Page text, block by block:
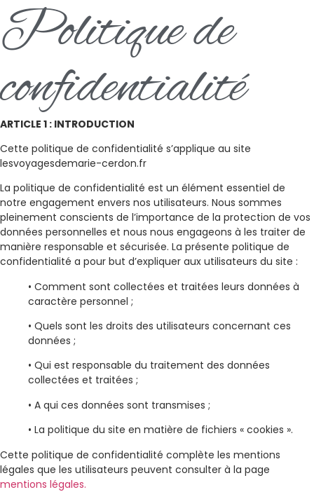
Politique de
confidentialité
ARTICLE 1 : INTRODUCTION
Cette politique de confidentialité s’applique au site
lesvoyagesdemarie-cerdon.fr
La politique de confidentialité est un élément essentiel de
notre engagement envers nos utilisateurs. Nous sommes
pleinement conscients de l’importance de la protection de vos
données personnelles et nous nous engageons à les traiter de
manière responsable et sécurisée. La présente politique de
confidentialité a pour but d’expliquer aux utilisateurs du site :
• Comment sont collectées et traitées leurs données à
caractère personnel ;
• Quels sont les droits des utilisateurs concernant ces
données ;
• Qui est responsable du traitement des données
collectées et traitées ;
• A qui ces données sont transmises ;
• La politique du site en matière de fichiers « cookies ».
Cette politique de confidentialité complète les mentions
légales que les utilisateurs peuvent consulter à la page
mentions légales.